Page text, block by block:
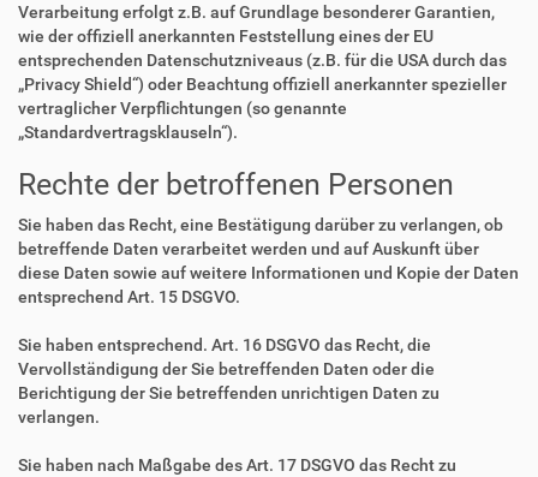
Verarbeitung erfolgt z.B. auf Grundlage besonderer Garantien,
wie der offiziell anerkannten Feststellung eines der EU
entsprechenden Datenschutzniveaus (z.B. für die USA durch das
„Privacy Shield“) oder Beachtung offiziell anerkannter spezieller
vertraglicher Verpflichtungen (so genannte
„Standardvertragsklauseln“).
Rechte der betroffenen Personen
Sie haben das Recht, eine Bestätigung darüber zu verlangen, ob
betreffende Daten verarbeitet werden und auf Auskunft über
diese Daten sowie auf weitere Informationen und Kopie der Daten
entsprechend Art. 15 DSGVO.
Sie haben entsprechend. Art. 16 DSGVO das Recht, die
Vervollständigung der Sie betreffenden Daten oder die
Berichtigung der Sie betreffenden unrichtigen Daten zu
verlangen.
Sie haben nach Maßgabe des Art. 17 DSGVO das Recht zu